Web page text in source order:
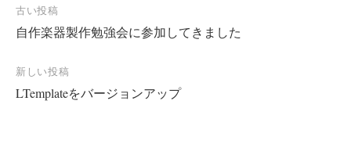
投
稿
ナ
ビ
古い投稿
自作楽器製作勉強会に参加してきました
新しい投稿
LTemplateをバージョンアップ